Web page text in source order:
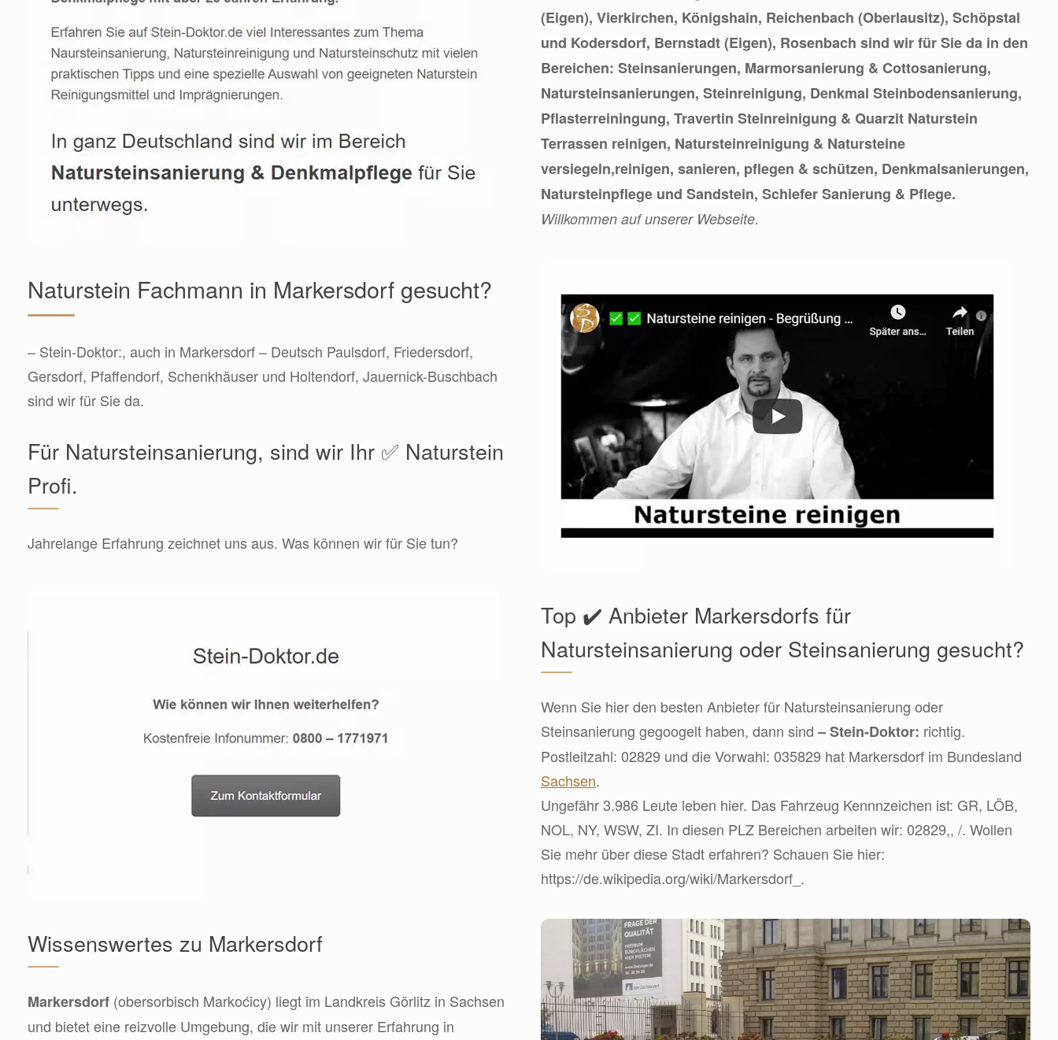
(Eigen), Vierkirchen, Königshain, Reichenbach (Oberlausitz), Schöpstal
und Kodersdorf, Bernstadt (Eigen), Rosenbach sind wir für Sie da in den
Bereichen: Steinsanierungen, Marmorsanierung & Cottosanierung,
Natursteinsanierungen, Steinreinigung, Denkmal Steinbodensanierung,
Pflasterreiningung, Travertin Steinreinigung & Quarzit Naturstein
Terrassen reinigen, Natursteinreinigung & Natursteine
versiegeln,reinigen, sanieren, pflegen & schützen, Denkmalsanierungen,
Natursteinpflege und Sandstein, Schiefer Sanierung & Pflege.
Willkommen auf unserer Webseite.
Naturstein Fachmann in Markersdorf gesucht?
– Stein-Doktor:, auch in Markersdorf – Deutsch Paulsdorf, Friedersdorf,
Gersdorf, Pfaffendorf, Schenkhäuser und Holtendorf, Jauernick-Buschbach
sind wir für Sie da.
Für Natursteinsanierung, sind wir Ihr ✅ Naturstein
Profi.
Jahrelange Erfahrung zeichnet uns aus. Was können wir für Sie tun?
Top ✔️ Anbieter Markersdorfs für
Natursteinsanierung oder Steinsanierung gesucht?
Wenn Sie hier den besten Anbieter für Natursteinsanierung oder
Steinsanierung gegoogelt haben, dann sind– Stein-Doktor: richtig.
Postleitzahl: 02829 und die Vorwahl: 035829 hat Markersdorf im Bundesland
Sachsen.
Ungefähr 3.986 Leute leben hier. Das Fahrzeug Kennnzeichen ist: GR, LÖB,
NOL, NY, WSW, ZI. In diesen PLZ Bereichen arbeiten wir: 02829,, /. Wollen
Sie mehr über diese Stadt erfahren? Schauen Sie hier:
https://de.wikipedia.org/wiki/Markersdorf_.
Wissenswertes zu Markersdorf
Markersdorf (obersorbisch Markoćicy) liegt im Landkreis Görlitz in Sachsen
und bietet eine reizvolle Umgebung, die wir mit unserer Erfahrung in